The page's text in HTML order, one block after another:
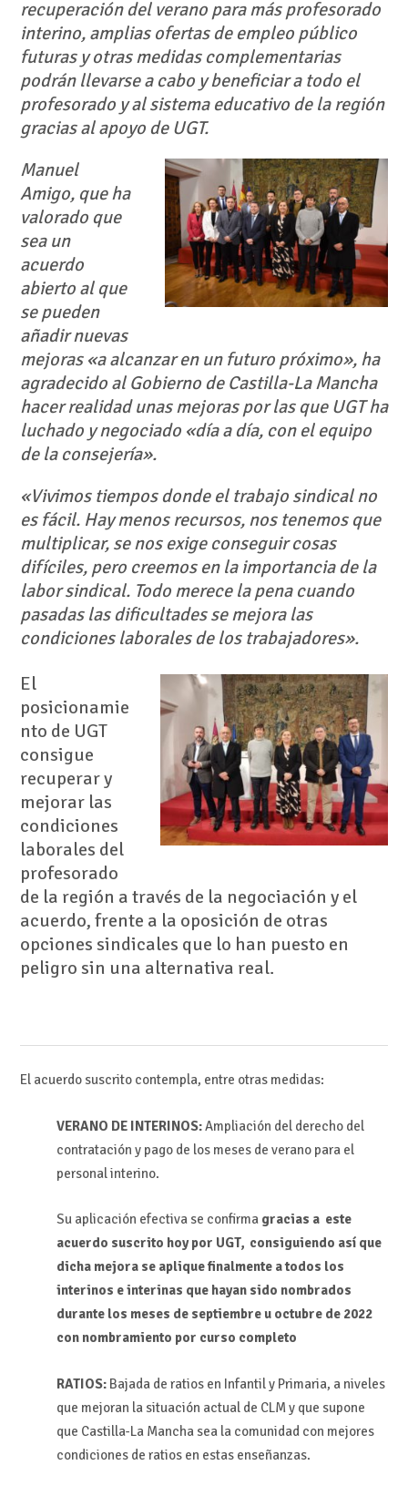
recuperación del verano para más profesorado
interino, amplias ofertas de empleo público
futuras y otras medidas complementarias
podrán llevarse a cabo y beneficiar a todo el
profesorado y al sistema educativo de la región
gracias al apoyo de UGT.
Manuel
Amigo, que ha
valorado que
sea un
acuerdo
abierto al que
se pueden
añadir nuevas
mejoras «a alcanzar en un futuro próximo», ha
agradecido al Gobierno de Castilla-La Mancha
hacer realidad unas mejoras por las que UGT ha
luchado y negociado «día a día, con el equipo
de la consejería».
«Vivimos tiempos donde el trabajo sindical no
es fácil. Hay menos recursos, nos tenemos que
multiplicar, se nos exige conseguir cosas
difíciles, pero creemos en la importancia de la
labor sindical. Todo merece la pena cuando
pasadas las dificultades se mejora las
condiciones laborales de los trabajadores».
El
posicionamie
nto de UGT
consigue
recuperar y
mejorar las
condiciones
laborales del
profesorado
de la región a través de la negociación y el
acuerdo, frente a la oposición de otras
opciones sindicales que lo han puesto en
peligro sin una alternativa real.
El acuerdo suscrito contempla, entre otras medidas:
VERANO DE INTERINOS:Ampliación del derecho del
contratación y pago de los meses de verano para el
personal interino.
Su aplicación efectiva se confirmagracias a este
acuerdo suscrito hoy por UGT, consiguiendo así que
dicha mejora se aplique finalmente a todos los
interinos e interinas que hayan sido nombrados
durante los meses de septiembre u octubre de 2022
con nombramiento por curso completo
RATIOS:Bajada de ratios en Infantil y Primaria, a niveles
que mejoran la situación actual de CLM y que supone
que Castilla-La Mancha sea la comunidad con mejores
condiciones de ratios en estas enseñanzas.